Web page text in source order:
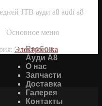
Основное меню
Разбор
Ауди А8
О нас
Запчасти
Доставка
Галерея
Контакты
JTB ауди а8 audi a8
Электроника